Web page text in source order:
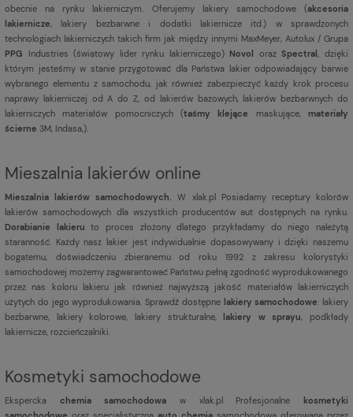
obecnie na rynku lakierniczym. Oferujemy lakiery samochodowe (akcesoria
lakiernicze , lakiery bezbarwne i dodatki lakiernicze itd.) w sprawdzonych
technologiach lakierniczych takich firm jak między innymi MaxMeyer, Autolux / Grupa
PPG Industries (światowy lider rynku lakierniczego) Novol orazSpectral
, dzięki
którym jesteśmy w stanie przygotować dla Państwa lakier odpowiadający barwie
wybranego elementu z samochodu, jak również zabezpieczyć każdy krok procesu
naprawy lakierniczej od A do Z, od lakierów bazowych, lakierów bezbarwnych do
lakierniczych materiałów pomocniczych (taśmy klejące maskujące,materiały
ścierne 3M, Indasa,).
Mieszalnia lakierów online
Mieszalnia lakierów samochodowych.
W xlak.pl Posiadamy receptury kolorów
lakierów samochodowych dla wszystkich producentów aut dostępnych na rynku.
Dorabianie lakieru to proces złożony dlatego przykładamy do niego należytą
staranność. Każdy nasz lakier jest indywidualnie dopasowywany i dzięki naszemu
bogatemu, doświadczeniu zbieranemu od roku 1992 z zakresu kolorystyki
samochodowej możemy zagwarantować Państwu pełną zgodność wyprodukowanego
przez nas koloru lakieru jak również najwyższą jakość materiałów lakierniczych
użytych do jego wyprodukowania. Sprawdź dostępne lakiery samochodowe: lakiery
bezbarwne, lakiery kolorowe, lakiery strukturalne,lakiery w sprayu , podkłady
lakiernicze, rozcieńczalniki.
Kosmetyki samochodowe
Ekspercka chemia samochodowa w xlak.pl Profesjonalnekosmetyki